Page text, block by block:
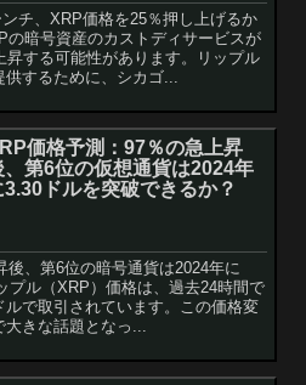
チ、XRP価格を25％押し上げるか
の暗号資産のカストディサービスが
昇する可能性があります。リップル
供するために、シカゴ...
価格予測：97％の急上昇
、第6位の仮想通貨は2024年
3.30ドルを突破できるか？
、第6位の暗号通貨は2024年に
プル（XRP）価格は、過去24時間で
で取引されています。この価格変
大きな話題となっ...